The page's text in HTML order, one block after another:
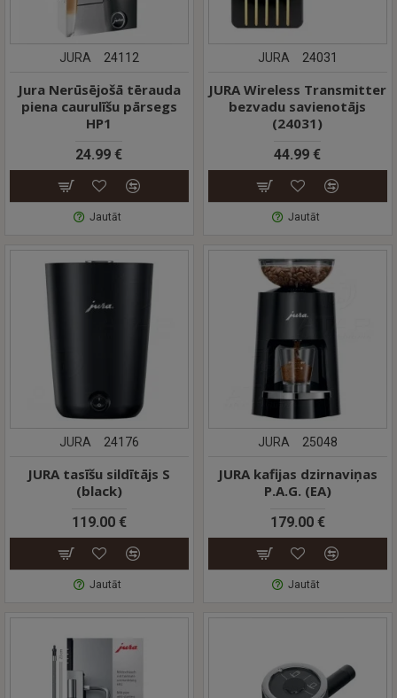
JURA 24112
Jura Nerūsējošā tērauda
piena caurulīšu pārsegs
HP1
24.99 €
Jautāt
JURA 24031
JURA Wireless Transmitter
bezvadu savienotājs
(24031)
44.99 €
Jautāt
JURA 24176
JURA tasīšu sildītājs S
(black)
119.00 €
Jautāt
JURA 25048
JURA kafijas dzirnaviņas
P.A.G. (EA)
179.00 €
Jautāt